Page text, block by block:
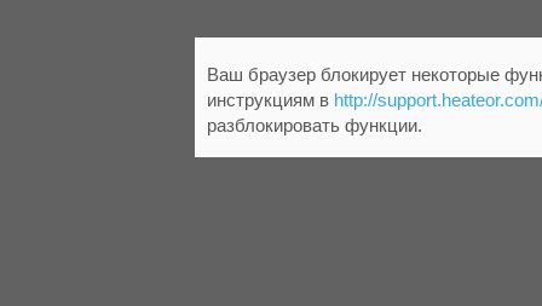
Ваш браузер блокирует некоторые
инструкциям в http://
разблокировать функции.